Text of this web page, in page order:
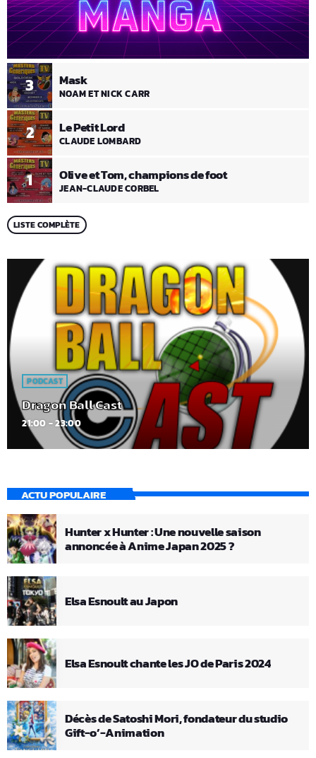
1 Olive et Tom, champions de foot
JEAN-CLAUDE CORBEL
2 Le Petit Lord
CLAUDE LOMBARD
3 Mask
NOAM ET NICK CARR
LISTE COMPLÈTE
PODCAST
Dragon Ball Cast
21:00 - 23:00
ACTU POPULAIRE
Hunter x Hunter : Une nouvelle saison
annoncée à Anime Japan 2025 ?
Elsa Esnoult au Japon
Elsa Esnoult chante les JO de Paris 2024
Décès de Satoshi Mori, fondateur du studio
Gift-o’-Animation